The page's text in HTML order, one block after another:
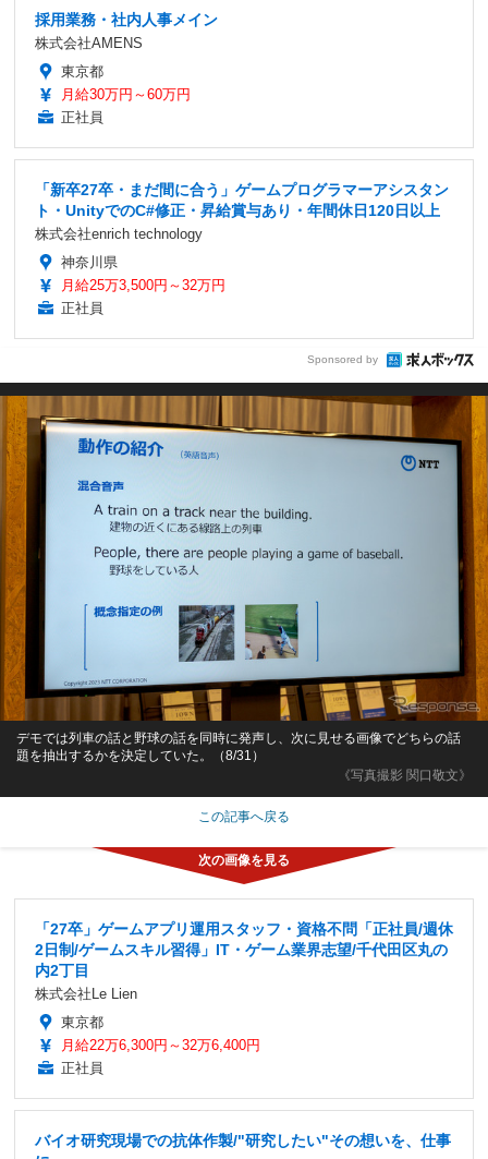
採用業務・社内人事メイン
株式会社AMENS
東京都
月給30万円～60万円
正社員
「新卒27卒・まだ間に合う」ゲームプログラマーアシスタン
ト・UnityでのC#修正・昇給賞与あり・年間休日120日以上
株式会社enrich technology
神奈川県
月給25万3,500円～32万円
正社員
Sponsored by
《写真撮影 関口敬文》
デモでは列車の話と野球の話を同時に発声し、次に見せる画像でどちらの話
題を抽出するかを決定していた。（8/31）
この記事へ戻る
「27卒」ゲームアプリ運用スタッフ・資格不問「正社員/週休
2日制/ゲームスキル習得」IT・ゲーム業界志望/千代田区丸の
内2丁目
株式会社Le Lien
東京都
月給22万6,300円～32万6,400円
正社員
バイオ研究現場での抗体作製/"研究したい"その想いを、仕事